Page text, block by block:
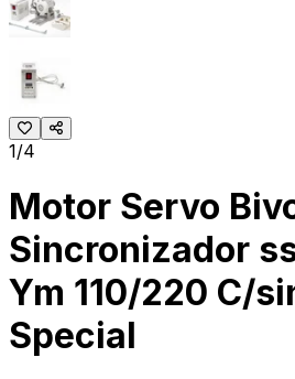
1/4
Motor Servo
Sincronizador
Ym 110/220 C/
Special